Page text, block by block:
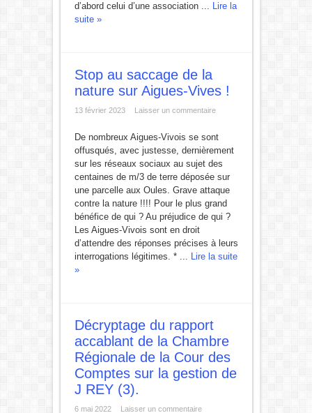
d’abord celui d’une association ... Lire la
suite »
Stop au saccage de la
nature sur Aigues-Vives !
13 février 2023 Laisser un commentaire
De nombreux Aigues-Vivois se sont
offusqués, avec justesse, dernièrement
sur les réseaux sociaux au sujet des
centaines de m/3 de terre déposée sur
une parcelle aux Oules. Grave attaque
contre la nature !!!! Pour le plus grand
bénéfice de qui ? Au préjudice de qui ?
Les Aigues-Vivois sont en droit
d’attendre des réponses précises à leurs
interrogations légitimes. * ... Lire la suite
»
Décryptage du rapport
accablant de la Chambre
Régionale de la Cour des
Comptes sur la gestion de
J REY (3).
6 mai 2022 Laisser un commentaire